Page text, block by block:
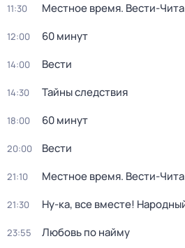
11:30 Местное время. Вести-Чита
12:00 60 минут
14:00 Вести
14:30 Тайны следствия
18:00 60 минут
20:00 Вести
21:10 Местное время. Вести-Чита
21:30 Ну-ка, все вместе!
23:55 Любовь по найму